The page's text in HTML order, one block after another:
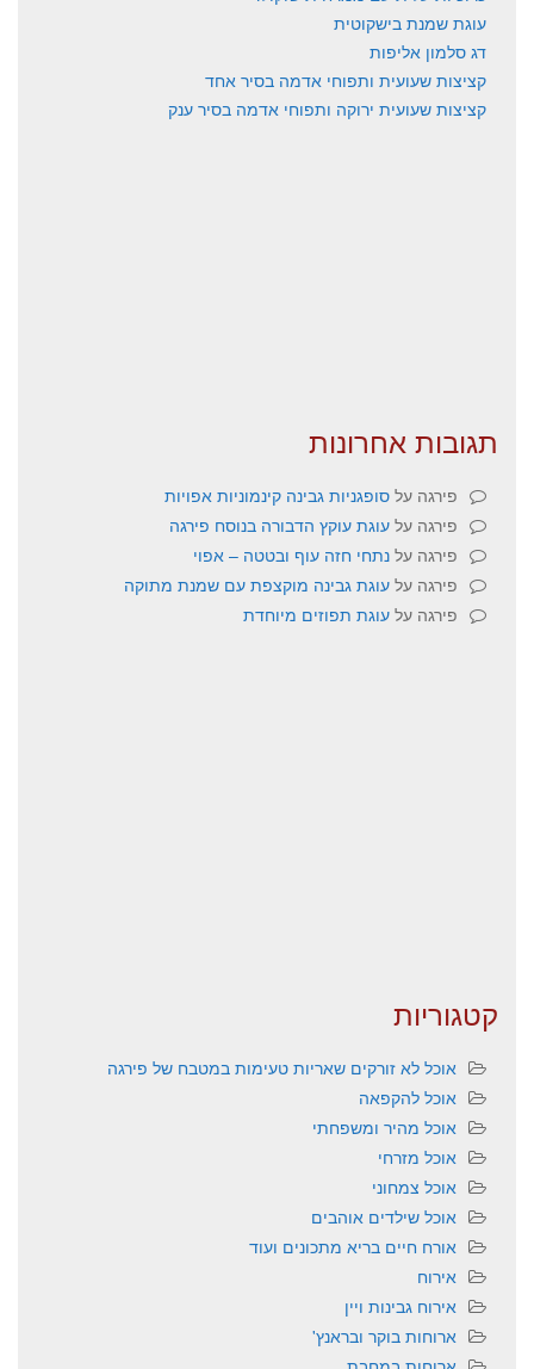
עוגת שמנת בישקוטית
דג סלמון אליפות
קציצות שעועית ותפוחי אדמה בסיר אחד
קציצות שעועית ירוקה ותפוחי אדמה בסיר ענק
תגובות אחרונות
פירגה על סופגניות גבינה קינמוניות אפויות
פירגה על עוגת עוקץ הדבורה בנוסח פירגה
פירגה על נתחי חזה עוף ובטטה – אפוי
פירגה על עוגת גבינה מוקצפת עם שמנת מתוקה
פירגה על עוגת תפוזים מיוחדת
קטגוריות
אוכל לא זורקים שאריות טעימות במטבח של פירגה
אוכל להקפאה
אוכל מהיר ומשפחתי
אוכל מזרחי
אוכל צמחוני
אוכל שילדים אוהבים
אורח חיים בריא מתכונים ועוד
אירוח
אירוח גבינות ויין
ארוחות בוקר ובראנץ'